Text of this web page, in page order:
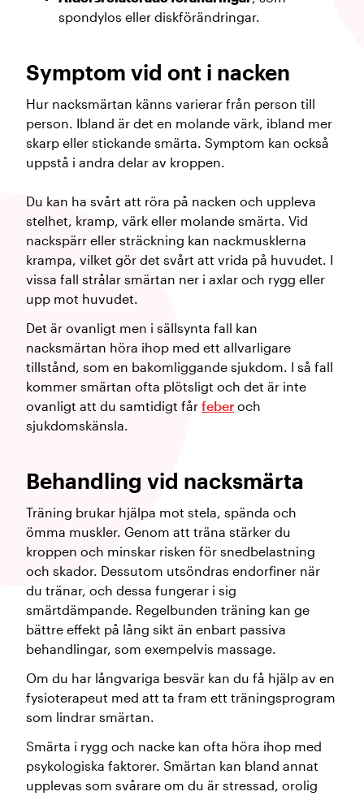
spondylos eller diskförändringar.
Symptom vid ont i nacken
Hur nacksmärtan känns varierar från person till
person. Ibland är det en molande värk, ibland mer
skarp eller stickande smärta. Symptom kan också
uppstå i andra delar av kroppen.
Du kan ha svårt att röra på nacken och uppleva
stelhet, kramp, värk eller molande smärta. Vid
nackspärr eller sträckning kan nackmusklerna
krampa, vilket gör det svårt att vrida på huvudet. I
vissa fall strålar smärtan ner i axlar och rygg eller
upp mot huvudet.
Det är ovanligt men i sällsynta fall kan
nacksmärtan höra ihop med ett allvarligare
tillstånd, som en bakomliggande sjukdom. I så fall
kommer smärtan ofta plötsligt och det är inte
ovanligt att du samtidigt får feber och
sjukdomskänsla.
Behandling vid nacksmärta
Träning brukar hjälpa mot stela, spända och
ömma muskler. Genom att träna stärker du
kroppen och minskar risken för snedbelastning
och skador. Dessutom utsöndras endorfiner när
du tränar, och dessa fungerar i sig
smärtdämpande. Regelbunden träning kan ge
bättre effekt på lång sikt än enbart passiva
behandlingar, som exempelvis massage.
Om du har långvariga besvär kan du få hjälp av en
fysioterapeut med att ta fram ett träningsprogram
som lindrar smärtan.
Smärta i rygg och nacke kan ofta höra ihop med
psykologiska faktorer. Smärtan kan bland annat
upplevas som svårare om du är stressad, orolig